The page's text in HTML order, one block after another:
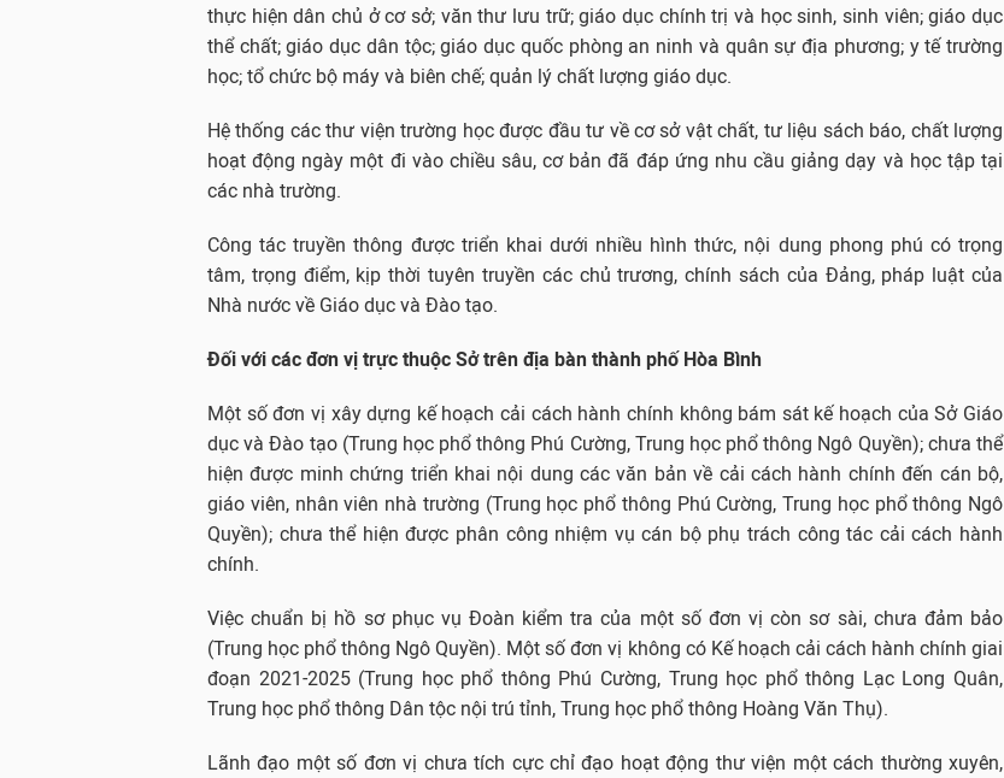
thực hiện dân chủ ở cơ sở; văn thư lưu trữ; giáo dục chính trị và học sinh, sinh viên; giáo dục
thể chất; giáo dục dân tộc; giáo dục quốc phòng an ninh và quân sự địa phương; y tế trường
học; tổ chức bộ máy và biên chế; quản lý chất lượng giáo dục.
Hệ thống các thư viện trường học được đầu tư về cơ sở vật chất, tư liệu sách báo, chất lượng
hoạt động ngày một đi vào chiều sâu, cơ bản đã đáp ứng nhu cầu giảng dạy và học tập tại
các nhà trường.
Công tác truyền thông được triển khai dưới nhiều hình thức, nội dung phong phú có trọng
tâm, trọng điểm, kịp thời tuyên truyền các chủ trương, chính sách của Đảng, pháp luật của
Nhà nước về Giáo dục và Đào tạo.
Đối với các đơn vị trực thuộc Sở trên địa bàn thành phố Hòa Bình
Một số đơn vị xây dựng kế hoạch cải cách hành chính không bám sát kế hoạch của Sở Giáo
dục và Đào tạo (Trung học phổ thông Phú Cường, Trung học phổ thông Ngô Quyền); chưa thể
hiện được minh chứng triển khai nội dung các văn bản về cải cách hành chính đến cán bộ,
giáo viên, nhân viên nhà trường (Trung học phổ thông Phú Cường, Trung học phổ thông Ngô
Quyền); chưa thể hiện được phân công nhiệm vụ cán bộ phụ trách công tác cải cách hành
chính.
Việc chuẩn bị hồ sơ phục vụ Đoàn kiểm tra của một số đơn vị còn sơ sài, chưa đảm bảo
(Trung học phổ thông Ngô Quyền). Một số đơn vị không có Kế hoạch cải cách hành chính giai
đoạn 2021-2025 (Trung học phổ thông Phú Cường, Trung học phổ thông Lạc Long Quân,
Trung học phổ thông Dân tộc nội trú tỉnh, Trung học phổ thông Hoàng Văn Thụ).
Lãnh đạo một số đơn vị chưa tích cực chỉ đạo hoạt động thư viện một cách thường xuyên,